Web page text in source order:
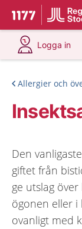
Till startsidan
Du har
Logga in
på
Allergier och
Den
giftet från
ge utslag
ögonen eller
ovanligt med